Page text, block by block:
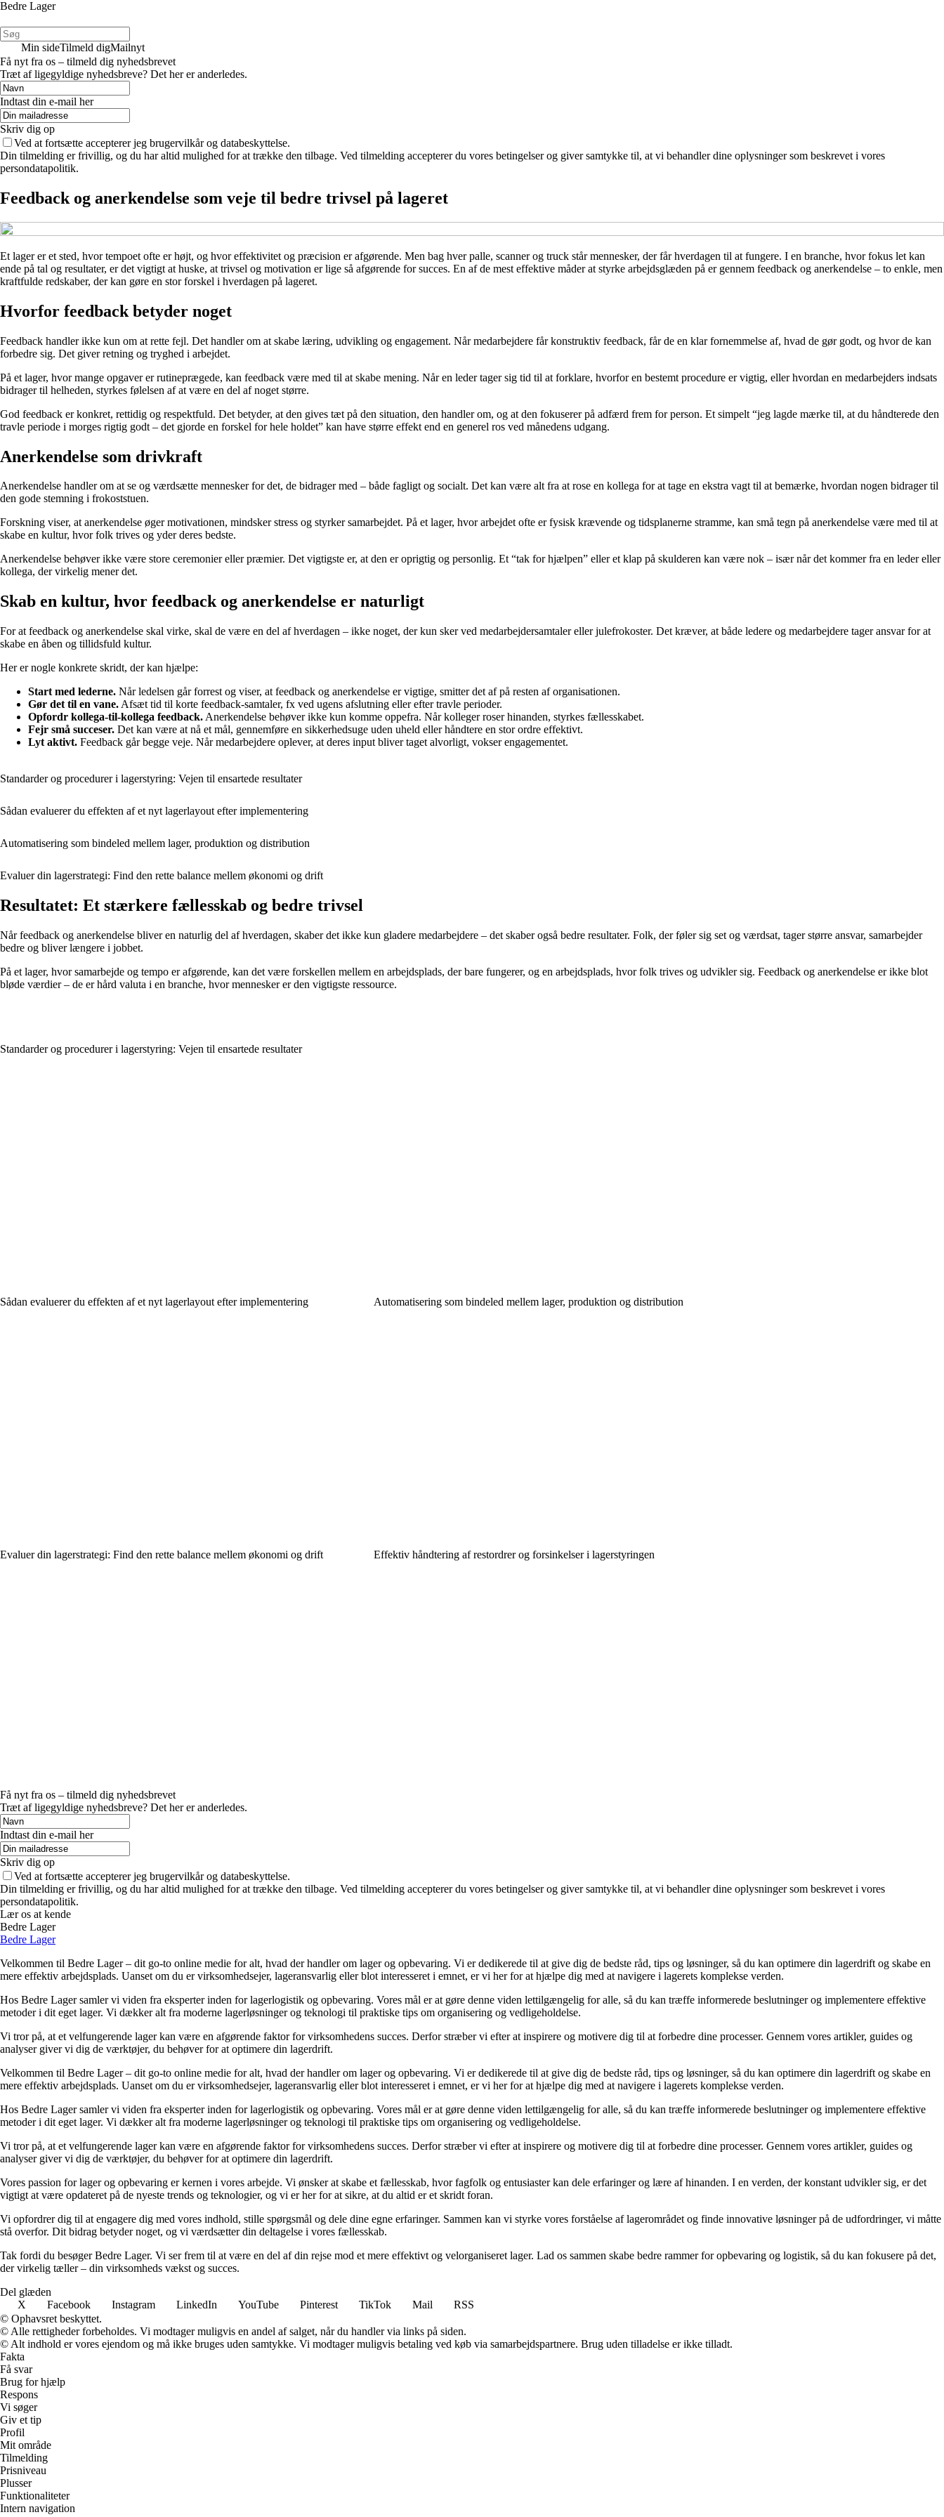
Bedre Lager
Min sideTilmeld digMailnyt
Få nyt fra os – tilmeld dig nyhedsbrevet
Træt af ligegyldige nyhedsbreve? Det her er anderledes.
Indtast din e-mail her
Skriv dig op
Ved at fortsætte accepterer jeg brugervilkår og databeskyttelse.
Din tilmelding er frivillig, og du har altid mulighed for at trække den tilbage. Ved tilmelding accepterer du vores betingelser og giver samtykke til, at vi behandler dine oplysninger som beskrevet i vores
persondatapolitik.
Feedback og anerkendelse som veje til bedre trivsel på lageret
Et lager er et sted, hvor tempoet ofte er højt, og hvor effektivitet og præcision er afgørende. Men bag hver palle, scanner og truck står mennesker, der får hverdagen til at fungere. I en branche, hvor fokus let kan
ende på tal og resultater, er det vigtigt at huske, at trivsel og motivation er lige så afgørende for succes. En af de mest effektive måder at styrke arbejdsglæden på er gennem feedback og anerkendelse – to enkle, men
kraftfulde redskaber, der kan gøre en stor forskel i hverdagen på lageret.
Hvorfor feedback betyder noget
Feedback handler ikke kun om at rette fejl. Det handler om at skabe læring, udvikling og engagement. Når medarbejdere får konstruktiv feedback, får de en klar fornemmelse af, hvad de gør godt, og hvor de kan
forbedre sig. Det giver retning og tryghed i arbejdet.
På et lager, hvor mange opgaver er rutineprægede, kan feedback være med til at skabe mening. Når en leder tager sig tid til at forklare, hvorfor en bestemt procedure er vigtig, eller hvordan en medarbejders indsats
bidrager til helheden, styrkes følelsen af at være en del af noget større.
God feedback er konkret, rettidig og respektfuld. Det betyder, at den gives tæt på den situation, den handler om, og at den fokuserer på adfærd frem for person. Et simpelt “jeg lagde mærke til, at du håndterede den
travle periode i morges rigtig godt – det gjorde en forskel for hele holdet” kan have større effekt end en generel ros ved månedens udgang.
Anerkendelse som drivkraft
Anerkendelse handler om at se og værdsætte mennesker for det, de bidrager med – både fagligt og socialt. Det kan være alt fra at rose en kollega for at tage en ekstra vagt til at bemærke, hvordan nogen bidrager til
den gode stemning i frokoststuen.
Forskning viser, at anerkendelse øger motivationen, mindsker stress og styrker samarbejdet. På et lager, hvor arbejdet ofte er fysisk krævende og tidsplanerne stramme, kan små tegn på anerkendelse være med til at
skabe en kultur, hvor folk trives og yder deres bedste.
Anerkendelse behøver ikke være store ceremonier eller præmier. Det vigtigste er, at den er oprigtig og personlig. Et “tak for hjælpen” eller et klap på skulderen kan være nok – især når det kommer fra en leder eller
kollega, der virkelig mener det.
Skab en kultur, hvor feedback og anerkendelse er naturligt
For at feedback og anerkendelse skal virke, skal de være en del af hverdagen – ikke noget, der kun sker ved medarbejdersamtaler eller julefrokoster. Det kræver, at både ledere og medarbejdere tager ansvar for at
skabe en åben og tillidsfuld kultur.
Her er nogle konkrete skridt, der kan hjælpe:
Start med lederne. Når ledelsen går forrest og viser, at feedback og anerkendelse er vigtige, smitter det af på resten af organisationen.
Gør det til en vane. Afsæt tid til korte feedback-samtaler, fx ved ugens afslutning eller efter travle perioder.
Opfordr kollega-til-kollega feedback. Anerkendelse behøver ikke kun komme oppefra. Når kolleger roser hinanden, styrkes fællesskabet.
Fejr små succeser. Det kan være at nå et mål, gennemføre en sikkerhedsuge uden uheld eller håndtere en stor ordre effektivt.
Lyt aktivt. Feedback går begge veje. Når medarbejdere oplever, at deres input bliver taget alvorligt, vokser engagementet.
Standarder og procedurer i lagerstyring: Vejen til ensartede resultater
Sådan evaluerer du effekten af et nyt lagerlayout efter implementering
Automatisering som bindeled mellem lager, produktion og distribution
Evaluer din lagerstrategi: Find den rette balance mellem økonomi og drift
Resultatet: Et stærkere fællesskab og bedre trivsel
Når feedback og anerkendelse bliver en naturlig del af hverdagen, skaber det ikke kun gladere medarbejdere – det skaber også bedre resultater. Folk, der føler sig set og værdsat, tager større ansvar, samarbejder
bedre og bliver længere i jobbet.
På et lager, hvor samarbejde og tempo er afgørende, kan det være forskellen mellem en arbejdsplads, der bare fungerer, og en arbejdsplads, hvor folk trives og udvikler sig. Feedback og anerkendelse er ikke blot
bløde værdier – de er hård valuta i en branche, hvor mennesker er den vigtigste ressource.
Standarder og procedurer i lagerstyring: Vejen til ensartede resultater
Sådan evaluerer du effekten af et nyt lagerlayout efter implementering Automatisering som bindeled mellem lager, produktion og distribution
Evaluer din lagerstrategi: Find den rette balance mellem økonomi og drift Effektiv håndtering af restordrer og forsinkelser i lagerstyringen
Få nyt fra os – tilmeld dig nyhedsbrevet
Træt af ligegyldige nyhedsbreve? Det her er anderledes.
Indtast din e-mail her
Skriv dig op
Ved at fortsætte accepterer jeg brugervilkår og databeskyttelse.
Din tilmelding er frivillig, og du har altid mulighed for at trække den tilbage. Ved tilmelding accepterer du vores betingelser og giver samtykke til, at vi behandler dine oplysninger som beskrevet i vores
persondatapolitik.
Lær os at kende
Bedre Lager
Bedre Lager
Velkommen til Bedre Lager – dit go-to online medie for alt, hvad der handler om lager og opbevaring. Vi er dedikerede til at give dig de bedste råd, tips og løsninger, så du kan optimere din lagerdrift og skabe en
mere effektiv arbejdsplads. Uanset om du er virksomhedsejer, lageransvarlig eller blot interesseret i emnet, er vi her for at hjælpe dig med at navigere i lagerets komplekse verden.
Hos Bedre Lager samler vi viden fra eksperter inden for lagerlogistik og opbevaring. Vores mål er at gøre denne viden lettilgængelig for alle, så du kan træffe informerede beslutninger og implementere effektive
metoder i dit eget lager. Vi dækker alt fra moderne lagerløsninger og teknologi til praktiske tips om organisering og vedligeholdelse.
Vi tror på, at et velfungerende lager kan være en afgørende faktor for virksomhedens succes. Derfor stræber vi efter at inspirere og motivere dig til at forbedre dine processer. Gennem vores artikler, guides og
analyser giver vi dig de værktøjer, du behøver for at optimere din lagerdrift.
Velkommen til Bedre Lager – dit go-to online medie for alt, hvad der handler om lager og opbevaring. Vi er dedikerede til at give dig de bedste råd, tips og løsninger, så du kan optimere din lagerdrift og skabe en
mere effektiv arbejdsplads. Uanset om du er virksomhedsejer, lageransvarlig eller blot interesseret i emnet, er vi her for at hjælpe dig med at navigere i lagerets komplekse verden.
Hos Bedre Lager samler vi viden fra eksperter inden for lagerlogistik og opbevaring. Vores mål er at gøre denne viden lettilgængelig for alle, så du kan træffe informerede beslutninger og implementere effektive
metoder i dit eget lager. Vi dækker alt fra moderne lagerløsninger og teknologi til praktiske tips om organisering og vedligeholdelse.
Vi tror på, at et velfungerende lager kan være en afgørende faktor for virksomhedens succes. Derfor stræber vi efter at inspirere og motivere dig til at forbedre dine processer. Gennem vores artikler, guides og
analyser giver vi dig de værktøjer, du behøver for at optimere din lagerdrift.
Vores passion for lager og opbevaring er kernen i vores arbejde. Vi ønsker at skabe et fællesskab, hvor fagfolk og entusiaster kan dele erfaringer og lære af hinanden. I en verden, der konstant udvikler sig, er det
vigtigt at være opdateret på de nyeste trends og teknologier, og vi er her for at sikre, at du altid er et skridt foran.
Vi opfordrer dig til at engagere dig med vores indhold, stille spørgsmål og dele dine egne erfaringer. Sammen kan vi styrke vores forståelse af lagerområdet og finde innovative løsninger på de udfordringer, vi måtte
stå overfor. Dit bidrag betyder noget, og vi værdsætter din deltagelse i vores fællesskab.
Tak fordi du besøger Bedre Lager. Vi ser frem til at være en del af din rejse mod et mere effektivt og velorganiseret lager. Lad os sammen skabe bedre rammer for opbevaring og logistik, så du kan fokusere på det,
der virkelig tæller – din virksomheds vækst og succes.
Del glæden
X
Facebook Instagram LinkedIn YouTube Pinterest TikTok Mail
RSS
© Ophavsret beskyttet.
© Alle rettigheder forbeholdes. Vi modtager muligvis en andel af salget, når du handler via links på siden.
© Alt indhold er vores ejendom og må ikke bruges uden samtykke. Vi modtager muligvis betaling ved køb via samarbejdspartnere. Brug uden tilladelse er ikke tilladt.
Fakta
Få svar
Brug for hjælp
Respons
Vi søger
Giv et tip
Profil
Mit område
Tilmelding
Prisniveau
Plusser
Funktionaliteter
Intern navigation